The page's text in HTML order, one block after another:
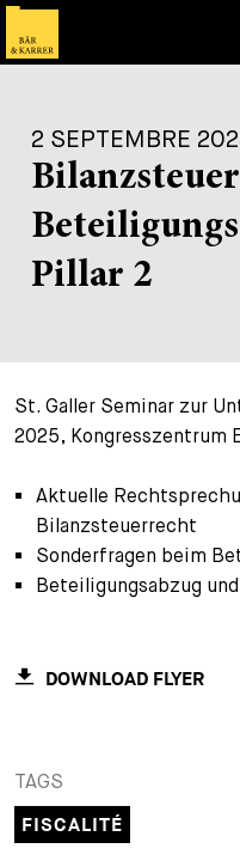
Competences
Deals & Cases
Publications
Publication
Legal Insight
Carrières
Avocates et avocats
Stagiaires
Postes à pourvoir
Postuler
Processus de
Votre carrière
EN DE FR
2 SEPTEMBRE
Pillar 2
St. Galler Seminar zur
2025, Kongresszentrum
Aktuelle
Bilanzsteuerrecht
Sonderfragen beim
Beteiligungsabzug
DOWNLOAD FLYER
TAGS
FISCALITÉ